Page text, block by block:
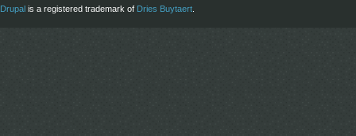
Drupal is a registered trademark of Dries Buytaert